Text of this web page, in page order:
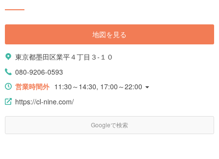
[keyword_link:スカイツリー プラネタリウ
デート|https://haveagood.holiday/articles/1223] [keyword_link:スカイツリ
ー 天望デッキと天望回廊|https://haveagood.holiday/articles/1224]
[keyword_link:スカイツリー 駐車
Q&A|https://haveagood.holiday/articles/1233] [keyword_link:スカイツリ
ー 料金|https://haveagood.holiday/articles/1201] [keyword_link:スカイツ
リー アクセス|https://haveagood.holiday/articles/1209]
地図を見る
東京都墨田区業平４丁目３-１０
080-9206-0593
営業時間外 11:30～14:30, 17:00～22:00
https://cl-nine.com/
Googleで検索